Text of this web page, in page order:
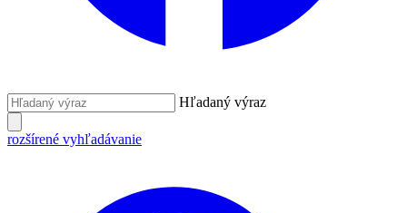
Hľadaný výraz
rozšírené vyhľadávanie